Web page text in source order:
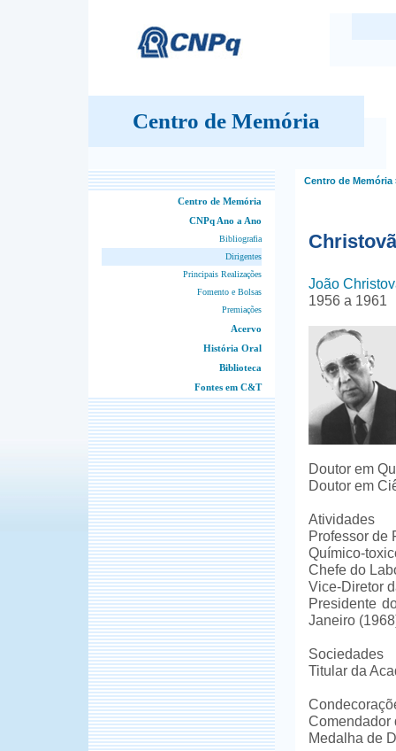
Centro de Memória
Centro de Memória
CNPq Ano a Ano
Bibliografia
Dirigentes
Principais Realizações
Fomento e Bolsas
Premiações
Acervo
História Oral
Biblioteca
Fontes em C&T
Centro de Memória
João
1956 a 1961
Doutor em
Doutor em
Atividades
Professor de
Químico-
Chefe do
Vice-Diretor
Presidente
Janeiro
Sociedades
Titular da
Comendador
Medalha de